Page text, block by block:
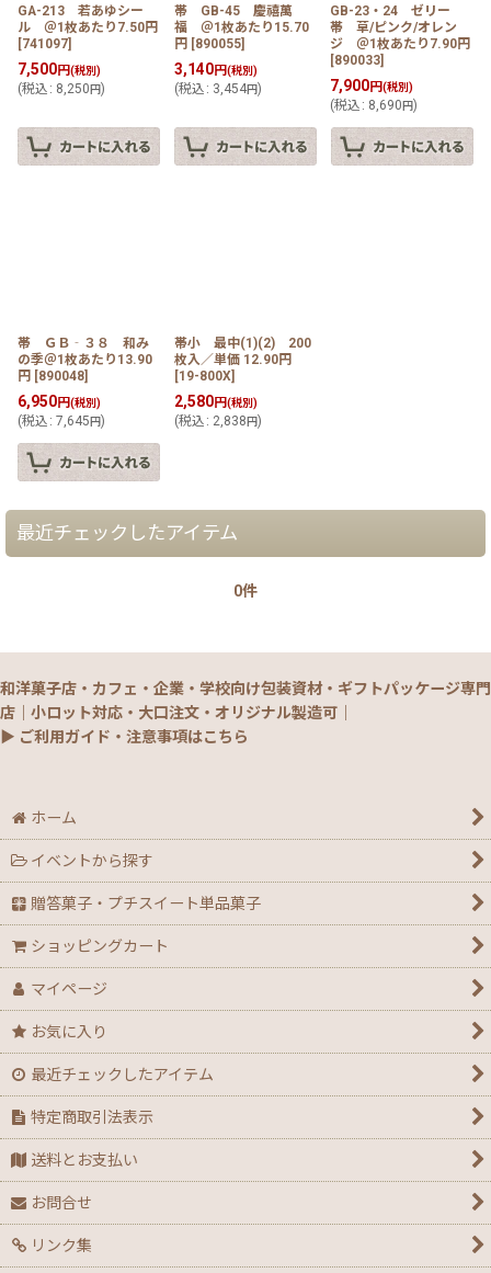
GA-213 若あゆシー
ル ＠1枚あたり7.50円
[741097]
7,500円(税別)
(税込 : 8,250 円)
帯 GB-45 慶禧萬
福 ＠1枚あたり15.70
円 [890055]
3,140円(税別)
(税込 : 3,454円)
GB-23・24 ゼリー
帯 草/ピンク/オレン
ジ ＠1枚あたり7.90円
[890033]
7,900円(税別)
(税込 : 8,690円)
帯 ＧＢ‐３８ 和み
の季＠1枚あたり13.90
円 [890048]
6,950円(税別)
(税込 : 7,645 円)
帯小 最中(1)(2) 200
枚入／単価 12.90円
[19-800X]
2,580円(税別)
(税込 : 2,838 円)
最近チェックしたアイテム
0件
和洋菓子店・カフェ・企業・学校向け包装資材・ギフトパッケージ専門
店｜小ロット対応・大口注文・オリジナル製造可｜
▶ ご利用ガイド・注意事項はこちら
ホーム
イベントから探す
贈答菓子・プチスイート単品菓子
ショッピングカート
マイページ
お気に入り
最近チェックしたアイテム
特定商取引法表示
送料とお支払い
お問合せ
リンク集